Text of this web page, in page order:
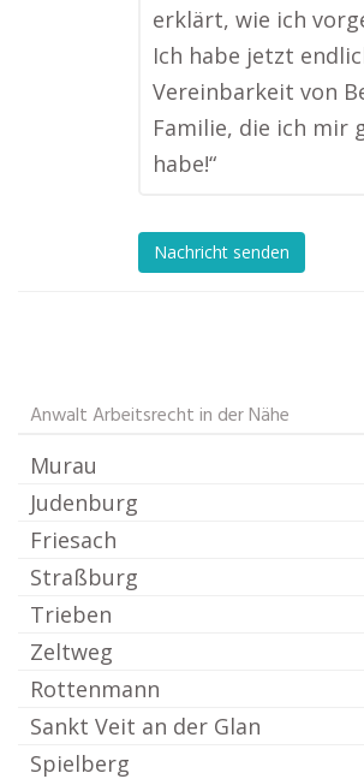
erklärt, wie ich
Ich habe jetzt
Vereinbarkeit von
Familie, die ich mir
habe!“
Nachricht senden
Anwalt Arbeitsrecht in der Nähe
Murau
Judenburg
Friesach
Straßburg
Trieben
Zeltweg
Rottenmann
Sankt Veit an der Glan
Spielberg